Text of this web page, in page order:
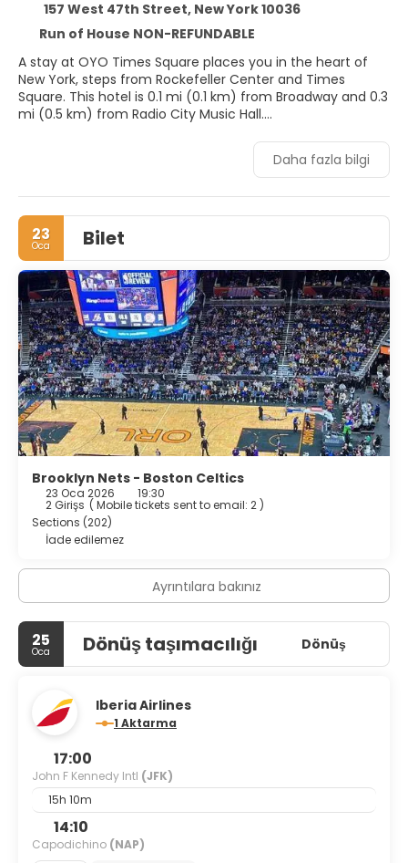
157 West 47th Street, New York 10036
Run of House NON-REFUNDABLE
A stay at OYO Times Square places you in the heart of
New York, steps from Rockefeller Center and Times
Square. This hotel is 0.1 mi (0.1 km) from Broadway and 0.3
mi (0.5 km) from Radio City Music Hall.
Make use of convenient amenities such as
complimentary wireless internet access, concierge
Make yourself at home in one of the 208 air-conditioned
rooms featuring LCD televisions. Complimentary wireless
internet access keeps you connected, and cable
programming is available for your entertainment. Private
bathrooms with showers feature complimentary toiletries
and hair dryers. Conveniences include safes and desks, as
well as phones with free local calls.
Enjoy a satisfying meal at Serendipity 3 Times Squar
serving guests of OYO Times Square.
Featured amenities include express check-out, dry
cleaning/laundry services, and a 24-hour front desk.
Daha fazla bilgi
23
Oca Bilet
Brooklyn Nets - Boston Celtics
23 Oca 2026 19:30
2 Girişs ( Mobile tickets sent to email: 2 )
Sections (202)
İade edilemez
Ayrıntılara bakınız
25
Oca Dönüş taşımacılığı Dönüş
Iberia Airlines
1 Aktarma
17:00
John F Kennedy Intl (JFK)
15h 10m
14:10
Capodichino (NAP)